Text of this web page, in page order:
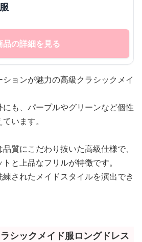
品の詳細を見る
ョンが魅力の高級クラシックメイ
も、パープルやグリーンなど個性
います。
質にこだわり抜いた高級仕様で、
と上品なフリルが特徴です。
されたメイドスタイルを演出でき
シックメイド服ロングドレス